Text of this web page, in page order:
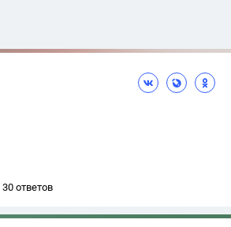
30 ответов